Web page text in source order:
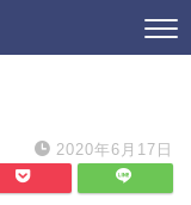
2020年6月17日